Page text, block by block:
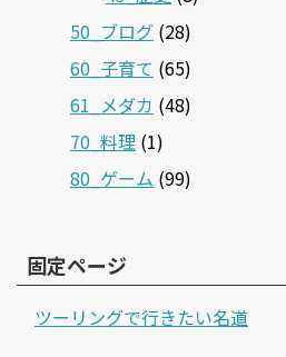
50_ブログ (28)
60_子育て (65)
61_メダカ (48)
70_料理 (1)
80_ゲーム (99)
固定ページ
ツーリングで行きたい名道